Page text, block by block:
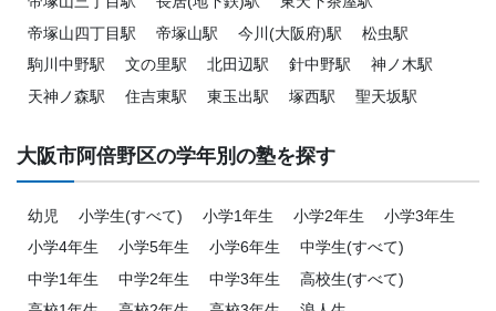
帝塚山四丁目駅
帝塚山駅 今川(大阪府)駅
松虫駅
駒川中野駅
文の里駅 北田辺駅 針中野駅
神ノ木駅
天神ノ森駅
住吉東駅 東玉出駅 塚西駅 聖天坂駅
大阪市阿倍野区の学年別の塾を探す
幼児 小学生(すべて) 小学1年生 小学2年生
小学3年生
小学4年生
小学5年生 小学6年生
中学生(すべて)
中学1年生
中学2年生 中学3年生
高校生(すべて)